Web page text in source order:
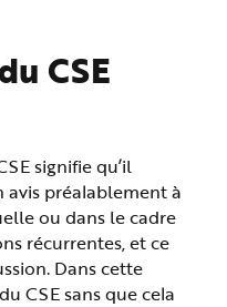
CSE
signifie qu’il
préalablement à
ou dans le cadre
récurrentes, et ce
Dans cette
CSE sans que cela